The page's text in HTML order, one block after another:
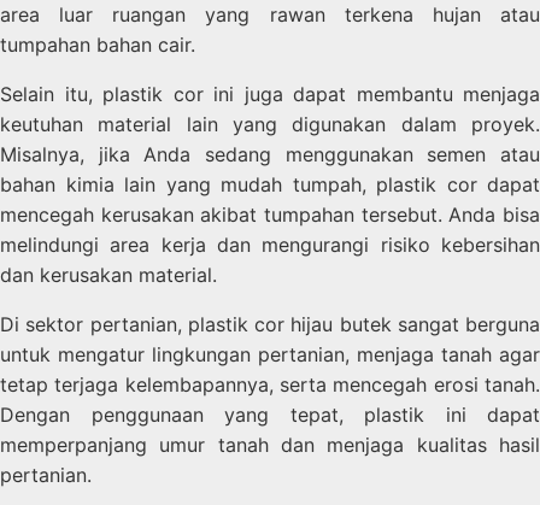
area luar ruangan yang rawan terkena hujan atau
tumpahan bahan cair.
Selain itu, plastik cor ini juga dapat membantu menjaga
keutuhan material lain yang digunakan dalam proyek.
Misalnya, jika Anda sedang menggunakan semen atau
bahan kimia lain yang mudah tumpah, plastik cor dapat
mencegah kerusakan akibat tumpahan tersebut. Anda bisa
melindungi area kerja dan mengurangi risiko kebersihan
dan kerusakan material.
Di sektor pertanian, plastik cor hijau butek sangat berguna
untuk mengatur lingkungan pertanian, menjaga tanah agar
tetap terjaga kelembapannya, serta mencegah erosi tanah.
Dengan penggunaan yang tepat, plastik ini dapat
memperpanjang umur tanah dan menjaga kualitas hasil
pertanian.